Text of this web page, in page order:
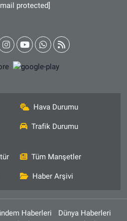
protected]
Hava Durumu
Trafik Durumu
Tüm Manşetler
Haber Arşivi
Haberleri
Dünya Haberleri